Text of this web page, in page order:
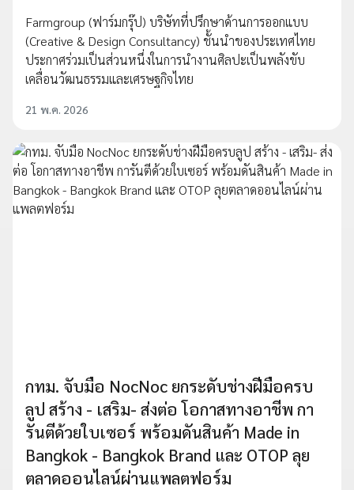
Farmgroup (ฟาร์มกรุ๊ป) บริษัทที่ปรึกษาด้านการออกแบบ
(Creative & Design Consultancy) ชั้นนำของประเทศไทย
ประกาศร่วมเป็นส่วนหนึ่งในการนำงานศิลปะเป็นพลังขับ
เคลื่อนวัฒนธรรมและเศรษฐกิจไทย
21 พ.ค. 2026
กทม. จับมือ NocNoc ยกระดับช่างฝีมือครบ
ลูป สร้าง - เสริม- ส่งต่อ โอกาสทางอาชีพ กา
รันตีด้วยใบเซอร์ พร้อมดันสินค้า Made in
Bangkok - Bangkok Brand และ OTOP ลุย
ตลาดออนไลน์ผ่านแพลตฟอร์ม